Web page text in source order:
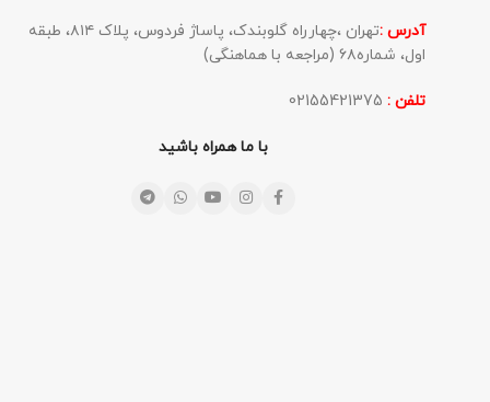
آدرس :
تهران ،چهارراه گلوبندک، پاساژ فردوس، پلاک ۸۱۴، طبقه
اول، شماره۶۸ (مراجعه با هماهنگی)
تلفن :
با ما همراه باشید